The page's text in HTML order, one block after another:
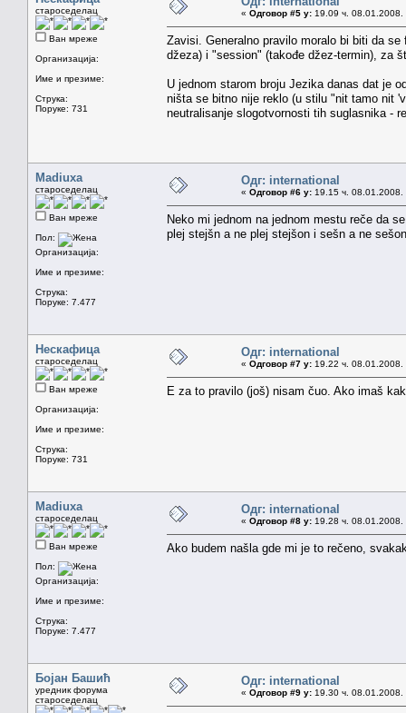
староседелац
Ван мреже
Организација:
Име и презиме:
Струка:
Поруке: 731
« Одговор #5 у: 19.09 ч. 08.01.2008.
Zavisi. Generalno pravilo moralo bi biti da
džeza) i "session" (takođe džez-termin), za
U jednom starom broju Jezika danas dat je
ništa se bitno nije reklo (u stilu "nit tamo nit
neutralisanje slogotvornosti tih suglasnika -
Madiuxa
староседелац
Ван мреже
Пол:
Организација:
Име и презиме:
Струка:
Поруке: 7.477
Одг: international
« Одговор #6 у: 19.15 ч. 08.01.2008.
Neko mi jednom na jednom mestu reče da
plej stejšn a ne plej stejšon i sešn a ne
Нескафица
староседелац
Ван мреже
Организација:
Име и презиме:
Струка:
Поруке: 731
Одг: international
« Одговор #7 у: 19.22 ч. 08.01.2008.
E za to pravilo (još) nisam čuo. Ako imaš
Madiuxa
староседелац
Ван мреже
Пол:
Организација:
Име и презиме:
Струка:
Поруке: 7.477
Одг: international
« Одговор #8 у: 19.28 ч. 08.01.2008.
Ako budem našla gde mi je to rečeno,
Бојан Башић
уредник форума
староседелац
Одг: international
« Одговор #9 у: 19.30 ч. 08.01.2008.